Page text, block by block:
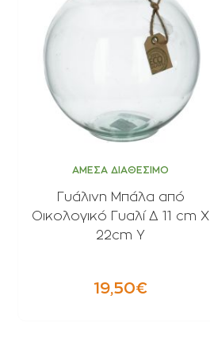
ΑΜΕΣΑ ΔΙΑΘΕΣΙΜΟ
Γυάλινη Μπάλα από
Οικολογικό Γυαλί Δ 11 cm X
22cm Y
19,50€